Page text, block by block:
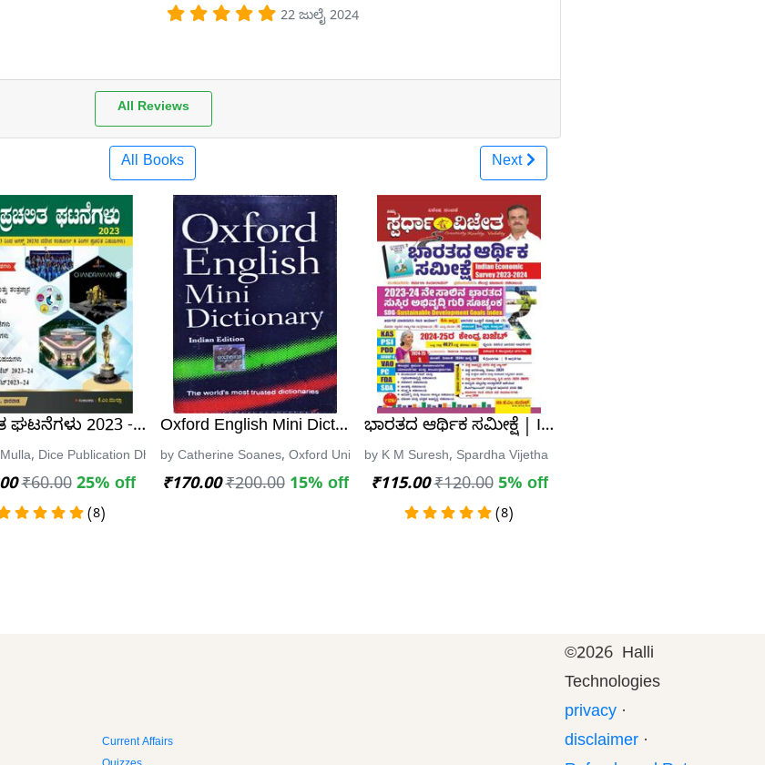
22 ಜುಲೈ 2024
All Reviews
All Books Next
K-TET| ಕರ್ನಾಟಕ ಅಕಾಡೆಮಿ
ಘಟನೆಗಳು 2023 - ಡೈಸ್ ಸೀರಿಸ್ | ಕೆ ಎಂ ಮುಲ್ಲಾ
Dice Publication Dharwad
₹60.00 25% off
(8)
Oxford English Mini Dictionary -Catherine Soanes
by Catherine Soanes, Oxford University Press
₹170.00 ₹200.00 15% off
ಭಾರತದ ಆರ್ಥಿಕ ಸಮೀಕ್ಷೆ | Indian Economic Survey
by K M Suresh, Spardha Vijetha
₹115.00 ₹120.00 5% off
(8)
Current Affairs
©2026 Halli
Technologies
privacy ·
disclaimer ·